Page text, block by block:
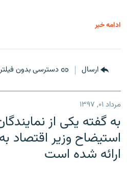
ادامه خبر
ارسال دسترسی بدون
مرداد ۰۱, ۱۳۹۷
به گفته یکی از
استیضاح وزیر اقتصاد
ارائه شده است